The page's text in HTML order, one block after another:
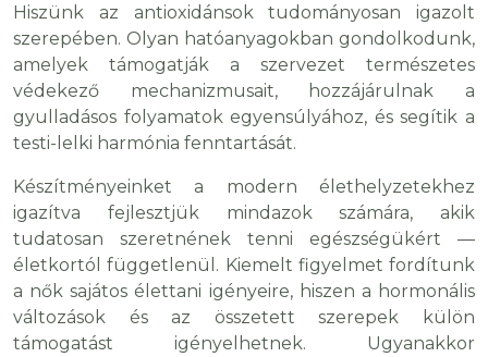
Hiszünk az antioxidánsok tudományosan igazolt
szerepében. Olyan hatóanyagokban gondolkodunk,
amelyek támogatják a szervezet természetes
védekező mechanizmusait, hozzájárulnak a
gyulladásos folyamatok egyensúlyához, és segítik a
testi-lelki harmónia fenntartását.
Készítményeinket a modern élethelyzetekhez
igazítva fejlesztjük mindazok számára, akik
tudatosan szeretnének tenni egészségükért —
életkortól függetlenül. Kiemelt figyelmet fordítunk
a nők sajátos élettani igényeire, hiszen a hormonális
változások és az összetett szerepek külön
támogatást igényelhetnek. Ugyanakkor